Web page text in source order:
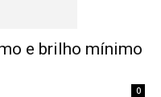
e brilho mínimo
0